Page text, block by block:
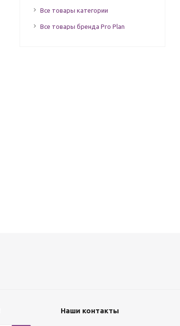
Все товары категории
Все товары бренда Pro Plan
Наши контакты